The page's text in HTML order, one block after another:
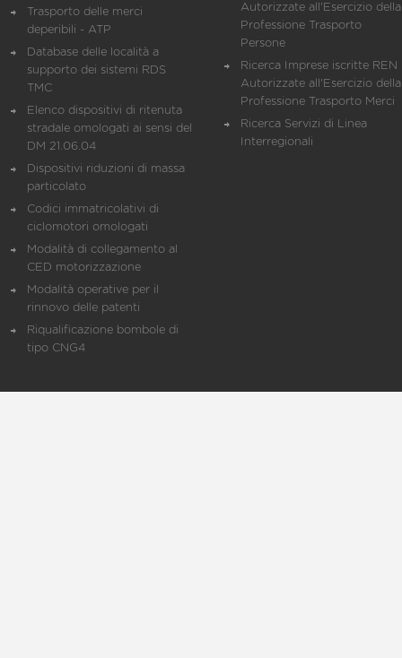
Trasporto delle merci
deperibili - ATP
Database delle località a
supporto dei sistemi RDS
TMC
Elenco dispositivi di ritenuta
stradale omologati ai sensi del
DM 21.06.04
Dispositivi riduzioni di massa
particolato
Codici immatricolativi di
ciclomotori omologati
Modalità di collegamento al
CED motorizzazione
Modalità operative per il
rinnovo delle patenti
Riqualificazione bombole di
tipo CNG4
Autorizzate all'Esercizio della
Professione Trasporto
Persone
Ricerca Imprese iscritte REN
Autorizzate all'Esercizio della
Professione Trasporto Merci
Ricerca Servizi di Linea
Interregionali